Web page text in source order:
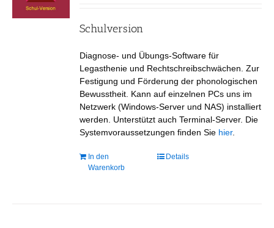
Schulversion
Diagnose- und Übungs-Software für
Legasthenie und Rechtschreibschwächen. Zur
Festigung und Förderung der phonologischen
Bewusstheit. Kann auf einzelnen PCs uns im
Netzwerk (Windows-Server und NAS) installiert
werden. Unterstützt auch Terminal-Server. Die
Systemvoraussetzungen finden Sie hier.
In den
Warenkorb
Details